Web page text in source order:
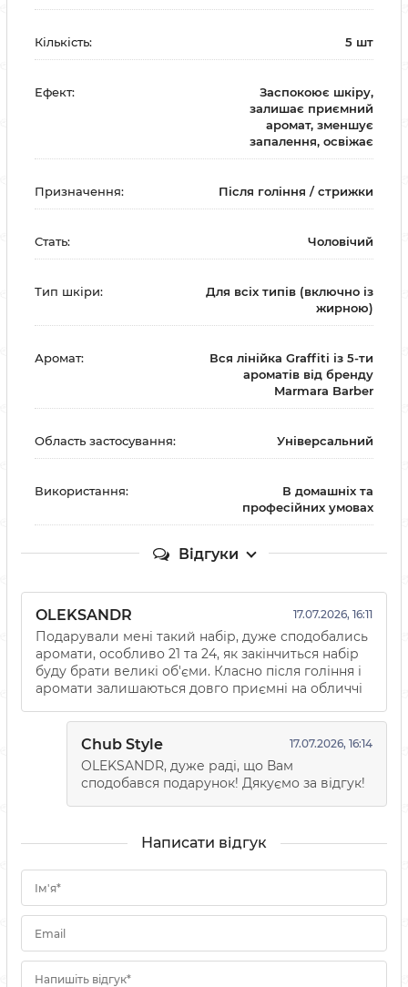
Кількість: 5 шт
Ефект:
Заспокоює шкіру,
залишає приємний
аромат, зменшує
запалення, освіжає
Призначення: Після гоління / стрижки
Стать: Чоловічий
Тип шкіри:
Для всіх типів (включно із
жирною)
Аромат:
Вся лінійка Graffiti із 5-ти
ароматів від бренду
Marmara Barber
Область застосування: Універсальний
Використання:
В домашніх та
професійних умовах
Відгуки
OLEKSANDR 17.07.2026, 16:11
Подарували мені такий набір, дуже сподобались
аромати, особливо 21 та 24, як закінчиться набір
буду брати великі об'єми. Класно після гоління і
аромати залишаються довго приємні на обличчі
Chub Style 17.07.2026, 16:14
OLEKSANDR, дуже раді, що Вам
сподобався подарунок! Дякуємо за відгук!
Написати відгук
Ім'я*
Email
Напишіть відгук*